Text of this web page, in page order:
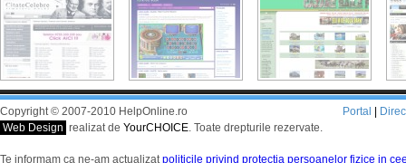
Copyright © 2007-2010 HelpOnline.ro
Web Design realizat de YourCHOICE. Toate drepturile rezervate.
Portal
Te informam ca ne-am actualizatpoliticile privind protectia persoanelor fizice in